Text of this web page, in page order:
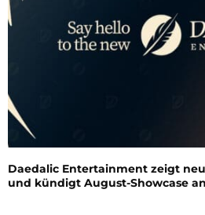
Daedalic Entertainment zeigt
und kündigt August-Showcase an